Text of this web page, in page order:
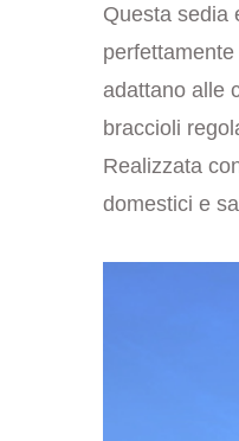
Questa sedia
adattano alle
braccioli
Realizzata
domestici e